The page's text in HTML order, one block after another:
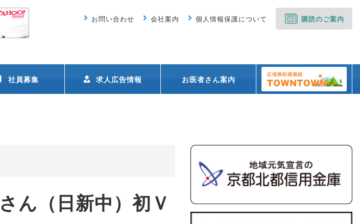
お問い合わせ 会社案内 個人情報保護について 購読のご案内
社員募集 求人広告情報 お医者さん案内
ん（日新中）初Ｖ